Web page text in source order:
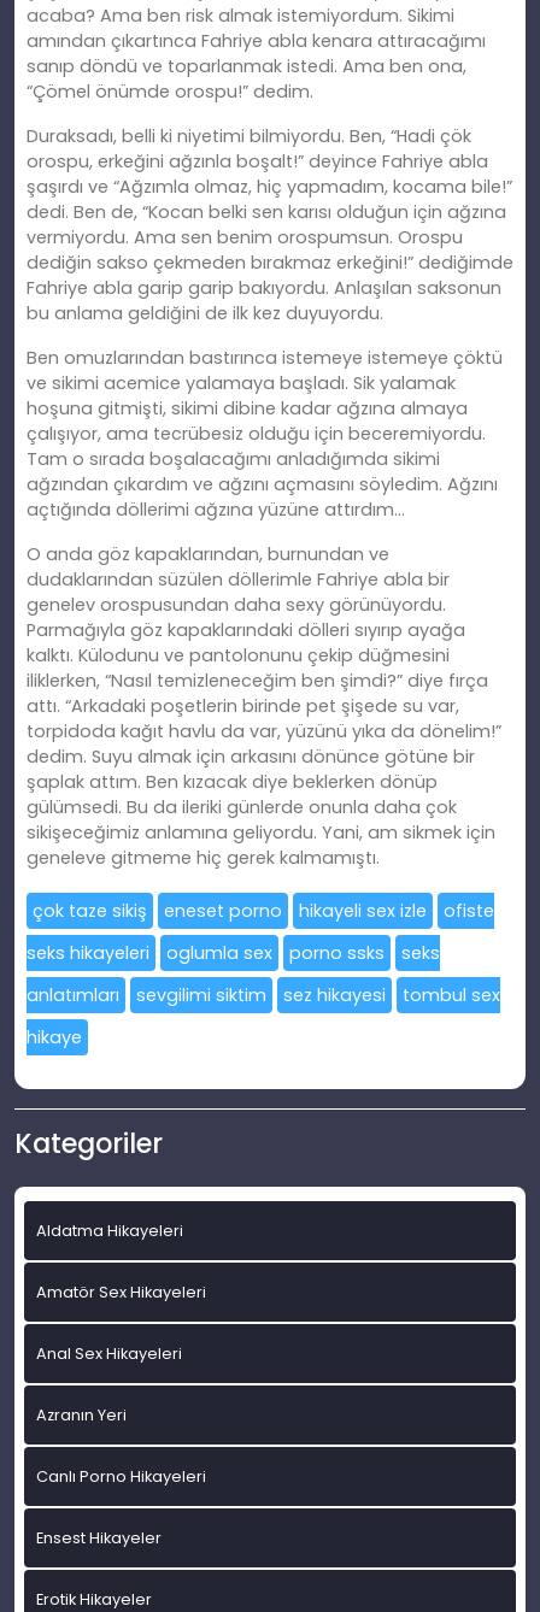
acaba? Ama ben risk almak istemiyordum. Sikimi
amından çıkartınca Fahriye abla kenara attıracağımı
sanıp döndü ve toparlanmak istedi. Ama ben ona,
“Çömel önümde orospu!” dedim.
Duraksadı, belli ki niyetimi bilmiyordu. Ben, “Hadi çök
orospu, erkeğini ağzınla boşalt!” deyince Fahriye abla
şaşırdı ve “Ağzımla olmaz, hiç yapmadım, kocama bile!”
dedi. Ben de, “Kocan belki sen karısı olduğun için ağzına
vermiyordu. Ama sen benim orospumsun. Orospu
dediğin sakso çekmeden bırakmaz erkeğini!” dediğimde
Fahriye abla garip garip bakıyordu. Anlaşılan saksonun
bu anlama geldiğini de ilk kez duyuyordu.
Ben omuzlarından bastırınca istemeye istemeye çöktü
ve sikimi acemice yalamaya başladı. Sik yalamak
hoşuna gitmişti, sikimi dibine kadar ağzına almaya
çalışıyor, ama tecrübesiz olduğu için beceremiyordu.
Tam o sırada boşalacağımı anladığımda sikimi
ağzından çıkardım ve ağzını açmasını söyledim. Ağzını
açtığında döllerimi ağzına yüzüne attırdım…
O anda göz kapaklarından, burnundan ve
dudaklarından süzülen döllerimle Fahriye abla bir
genelev orospusundan daha sexy görünüyordu.
Parmağıyla göz kapaklarındaki dölleri sıyırıp ayağa
kalktı. Külodunu ve pantolonunu çekip düğmesini
iliklerken, “Nasıl temizleneceğim ben şimdi?” diye fırça
attı. “Arkadaki poşetlerin birinde pet şişede su var,
torpidoda kağıt havlu da var, yüzünü yıka da dönelim!”
dedim. Suyu almak için arkasını dönünce götüne bir
şaplak attım. Ben kızacak diye beklerken dönüp
gülümsedi. Bu da ileriki günlerde onunla daha çok
sikişeceğimiz anlamına geliyordu. Yani, am sikmek için
geneleve gitmeme hiç gerek kalmamıştı.
çok taze sikiş eneset porno hikayeli sex izle
ofiste
seks hikayeleri
oglumla sex porno ssks
seks
anlatımları
sevgilimi siktim sez hikayesi
tombul sex
hikaye
Kategoriler
Aldatma Hikayeleri
Amatör Sex Hikayeleri
Anal Sex Hikayeleri
Azranın Yeri
Canlı Porno Hikayeleri
Ensest Hikayeler
Erotik Hikayeler